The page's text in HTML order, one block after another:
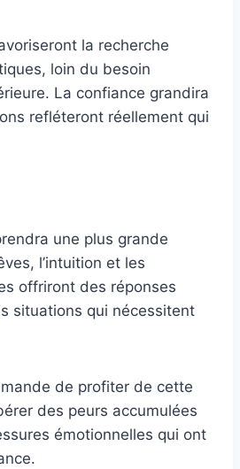
la recherche
loin du besoin
La confiance grandira
refléteront réellement qui
une plus grande
l’intuition et les
offriront des réponses
situations qui nécessitent
de profiter de cette
des peurs accumulées
émotionnelles qui ont